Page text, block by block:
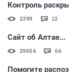
Контроль
2399 12
Сайт об Алтае...
29654 66
Помогите